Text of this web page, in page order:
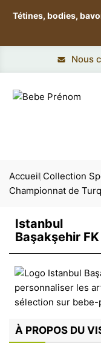
Tétines, bodies,
Nous
Accueil Collection
Championnat de
Istanbul
Başakşehir FK
À PROPOS DU